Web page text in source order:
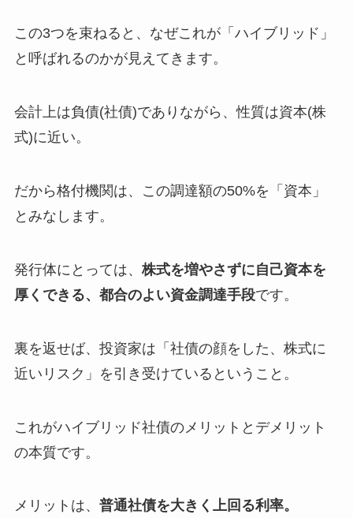
この3つを束ねると、なぜこれが「ハイブリッド」
と呼ばれるのかが見えてきます。
会計上は負債(社債)でありながら、性質は資本(株
式)に近い。
だから格付機関は、この調達額の50%を「資本」
とみなします。
発行体にとっては、 株式を増やさずに自己資本を
厚くできる、都合のよい資金調達手段です。
裏を返せば、投資家は「社債の顔をした、株式に
近いリスク」を引き受けているということ。
これがハイブリッド社債のメリットとデメリット
の本質です。
メリットは、 普通社債を大きく上回る利率。